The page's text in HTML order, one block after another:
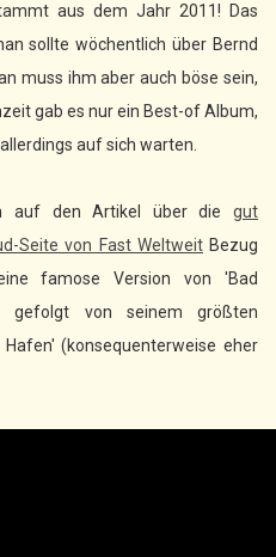
aus dem Jahr 2011! Das
sollte wöchentlich über Bernd
muss ihm aber auch böse sein,
gab es nur ein Best-of Album,
auf sich warten.
auf den Artikel über die gut
Seite von Fast WeltweitBezug
famose Version von 'Bad
gefolgt von seinem größten
(konsequenterweise eher